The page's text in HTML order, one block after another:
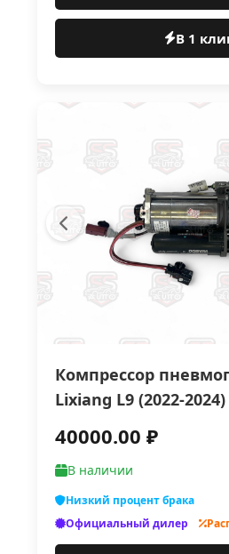
В 1
Компрессор
Lixiang L9 (2022-2024)
40000.00 ₽
В наличии
Низкий процент брака
Официальный дилер